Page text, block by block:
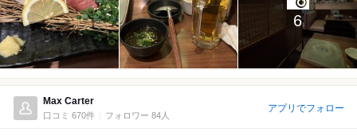
6
Max Carter
口コミ 670件 フォロワー 84人
アプリでフォロー